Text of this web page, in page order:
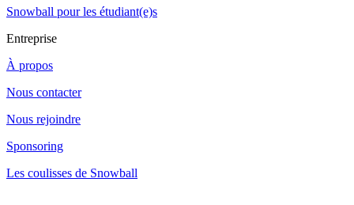
Snowball pour les étudiant(e)s
Entreprise
À propos
Nous contacter
Nous rejoindre
Sponsoring
Les coulisses de Snowball